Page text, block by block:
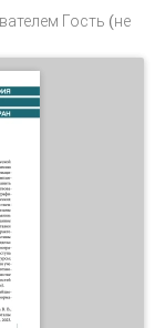
Гость (не